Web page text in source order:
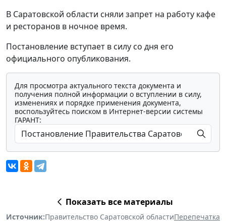
В Саратовской области сняли запрет на работу кафе
и ресторанов в ночное время.
Постановление вступает в силу со дня его
официального опубликования.
Для просмотра актуального текста документа и
получения полной информации о вступлении в силу,
изменениях и порядке применения документа,
воспользуйтесь поиском в Интернет-версии системы
ГАРАНТ:
Показать все материалы
Источник:Правительство Саратовской областиПерепечатка